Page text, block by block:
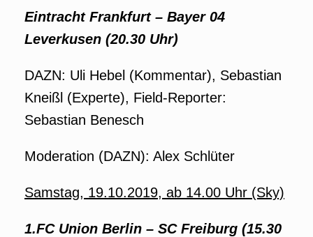
Eintracht Frankfurt – Bayer 04
Leverkusen (20.30 Uhr)
DAZN: Uli Hebel (Kommentar), Sebastian
Kneißl (Experte), Field-Reporter:
Sebastian Benesch
Moderation (DAZN): Alex Schlüter
Samstag, 19.10.2019, ab 14.00 Uhr (Sky)
1.FC Union Berlin – SC Freiburg (15.30